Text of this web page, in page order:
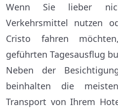
Wenn Sie lieber
Verkehrsmittel nutzen
Cristo fahren
geführten Tagesausflug
Neben der
beinhalten die
Transport von Ihrem